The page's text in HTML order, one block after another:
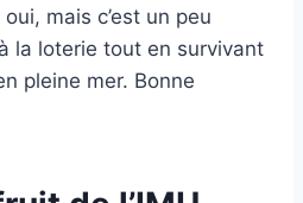
mais c’est un peu
la loterie tout en survivant
pleine mer. Bonne